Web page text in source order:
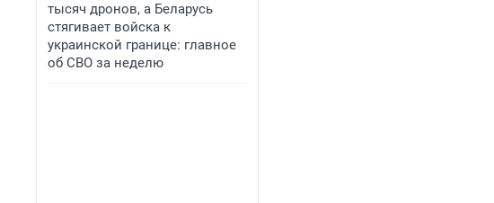
тысяч дронов, а Беларусь
стягивает войска к
украинской границе: главное
об СВО за неделю